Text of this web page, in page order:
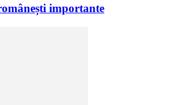
importante